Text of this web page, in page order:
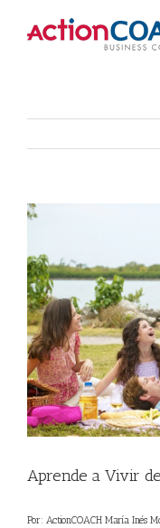
View
Aprende a Vivir
Por: ActionCOACH María Inés